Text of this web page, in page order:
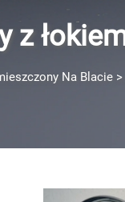
z
Na Blacie >